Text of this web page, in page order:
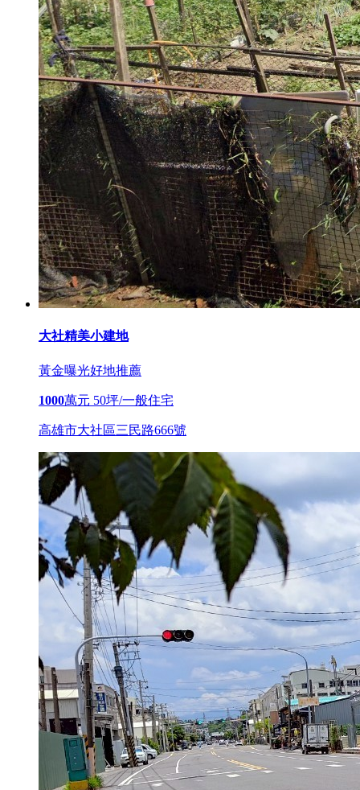
大社精美小建地
黃金曝光好地推薦
1000萬元 50坪/一般住宅
高雄市大社區三民路666號